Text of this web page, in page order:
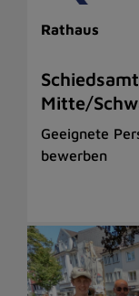
Rathaus
Mitte/
Geeignete
bewerben